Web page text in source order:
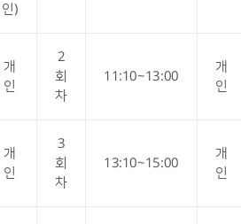
인)
개
인
2
회
차
11:10~13:00
개
인
개
인
3
회
차
13:10~15:00
개
인